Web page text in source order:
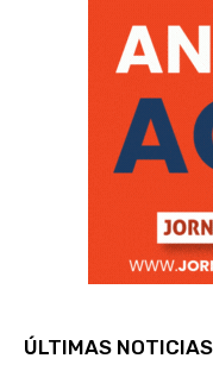
ÚLTIMAS NOTICIAS